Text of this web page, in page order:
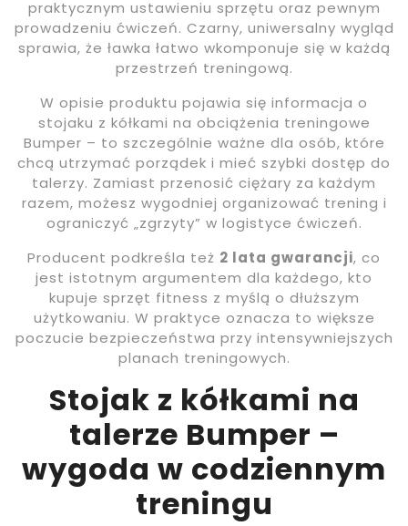
praktycznym ustawieniu sprzętu oraz pewnym
prowadzeniu ćwiczeń. Czarny, uniwersalny wygląd
sprawia, że ławka łatwo wkomponuje się w każdą
przestrzeń treningową.
W opisie produktu pojawia się informacja o
stojaku z kółkami na obciążenia treningowe
Bumper – to szczególnie ważne dla osób, które
chcą utrzymać porządek i mieć szybki dostęp do
talerzy. Zamiast przenosić ciężary za każdym
razem, możesz wygodniej organizować trening i
ograniczyć „zgrzyty” w logistyce ćwiczeń.
Producent podkreśla też 2 lata gwarancji, co
jest istotnym argumentem dla każdego, kto
kupuje sprzęt fitness z myślą o dłuższym
użytkowaniu. W praktyce oznacza to większe
poczucie bezpieczeństwa przy intensywniejszych
planach treningowych.
Stojak z kółkami na
talerze Bumper –
wygoda w codziennym
treningu